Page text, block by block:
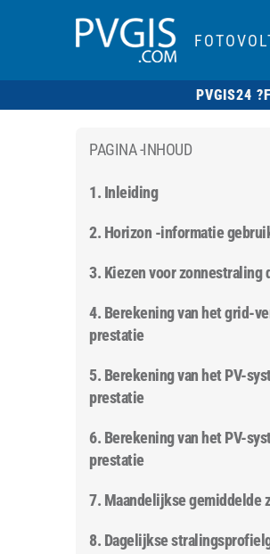
PVGIS24 ?
PAGINA -INHOUD
1. Inleiding
2. Horizon -informatie
3. Kiezen voor zonnestraling
4. Berekening van het grid-
prestatie
5. Berekening van het PV-
prestatie
6. Berekening van het PV-
prestatie
7. Maandelijkse gemiddelde
8. Dagelijkse